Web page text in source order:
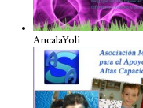
AncalaYoli